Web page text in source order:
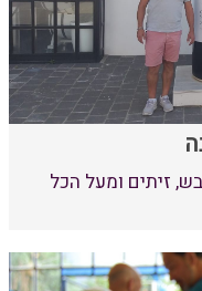
זיתים ומעל הכל